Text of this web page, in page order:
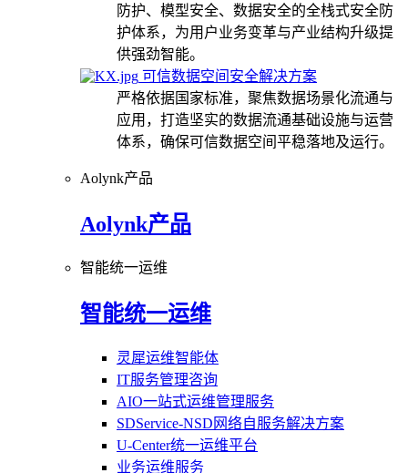
防护、模型安全、数据安全的全栈式安全防
护体系，为用户业务变革与产业结构升级提
供强劲智能。
可信数据空间安全解决方案
严格依据国家标准，聚焦数据场景化流通与
应用，打造坚实的数据流通基础设施与运营
体系，确保可信数据空间平稳落地及运行。
Aolynk产品
Aolynk产品
智能统一运维
智能统一运维
灵犀运维智能体
IT服务管理咨询
AIO一站式运维管理服务
SDService-NSD网络自服务解决方案
U-Center统一运维平台
业务运维服务